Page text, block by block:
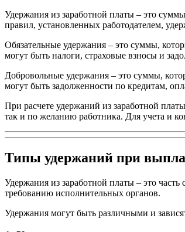
Удержания из заработной платы – это
правил, установленных работодателем,
Обязательные удержания – это суммы,
могут быть налоги, страховые взносы и
Добровольные удержания – это суммы,
могут быть задолженности по кредитам,
При расчете удержаний из заработной
так и по желанию работника. Для учета и
Типы удержаний при
Удержания из заработной платы – это
требованию исполнительных органов.
Удержания могут быть различными и